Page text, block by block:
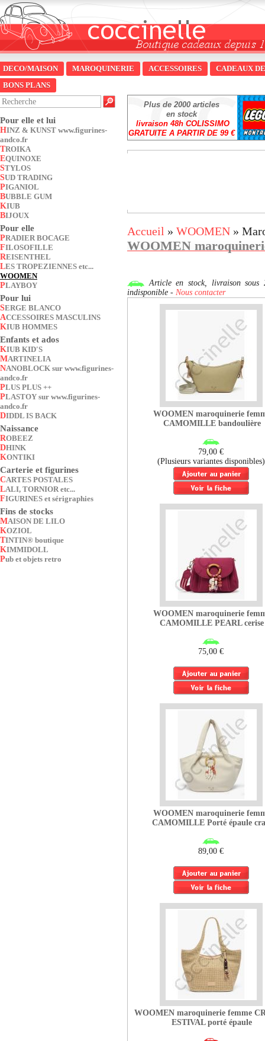
DECO/MAISON MAROQUINERIE ACCESSOIRES
CADEAUX
BONS PLANS
Pour elle et lui
HINZ & KUNST www.figurines-
andco.fr
TROIKA
EQUINOXE
STYLOS
SUD TRADING
PIGANIOL
BUBBLE GUM
KIUB
BIJOUX
Pour elle
PRADIER BOCAGE
FILOSOFILLE
REISENTHEL
LES TROPEZIENNES etc...
WOOMEN
PLAYBOY
Pour lui
SERGE BLANCO
ACCESSOIRES MASCULINS
KIUB HOMMES
Enfants et ados
KIUB KID'S
MARTINELIA
NANOBLOCK sur www.figurines-
andco.fr
PLUS PLUS ++
PLASTOY sur www.figurines-
andco.fr
DIDDL IS BACK
Naissance
ROBEEZ
DHINK
KONTIKI
Carterie et figurines
CARTES POSTALES
LALI, TORNIOR etc...
FIGURINES et sérigraphies
Fins de stocks
MAISON DE LILO
KOZIOL
TINTIN® boutique
KIMMIDOLL
Pub et objets retro
Plus de 2000 articles
en stock
livraison 48h COLISSIMO
GRATUITE A PARTIR DE 99 €
Accueil » WOOMEN »
WOOMEN
Article en stock, livraison
indisponible - Nous contacter
WOOMEN maroquinerie
CAMOMILLE bandoulière
79,00 €
(Plusieurs variantes disponibles)
WOOMEN maroquinerie
CAMOMILLE PEARL cerise
75,00 €
WOOMEN maroquinerie
CAMOMILLE Porté épaule
89,00 €
WOOMEN maroquinerie femme
ESTIVAL porté épaule